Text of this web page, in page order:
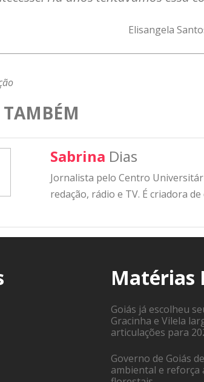
Elisangela
TAMBÉM
Sabrina Dias
Jornalista pelo Centro
redação, rádio e TV. É criadora
Matérias
Goiás já escolheu
Gracinha e Vilela
articulações para
Governo de Goiás
ambiental e reforça